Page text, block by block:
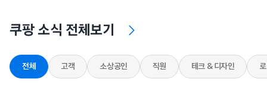
쿠팡 소식 전체보기
전체 고객 소상공인 직원 테크 & 디자인